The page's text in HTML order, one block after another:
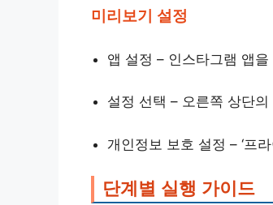
미리보기 설정
앱 설정 – 인스타그램 앱
설정 선택 – 오른쪽 상단의
개인정보 보호 설정 – ‘프
단계별 실행 가이드